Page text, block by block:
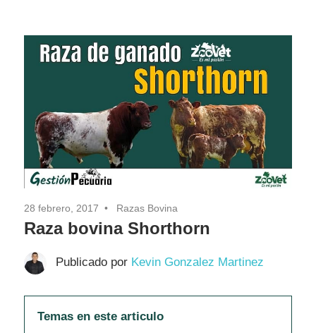
mi
28 febrero, 2017 Razas Bovina
Raza bovina Shorthorn
Publicado por Kevin Gonzalez Martinez
Temas en este articulo